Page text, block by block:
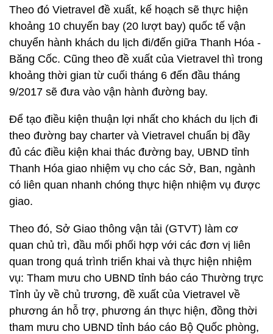
Theo đó Vietravel đề xuất, kế hoạch sẽ thực hiện
khoảng 10 chuyến bay (20 lượt bay) quốc tế vận
chuyển hành khách du lịch đi/đến giữa Thanh Hóa -
Băng Cốc. Cũng theo đề xuất của Vietravel thì trong
khoảng thời gian từ cuối tháng 6 đến đầu tháng
9/2017 sẽ đưa vào vận hành đường bay.
Để tạo điều kiện thuận lợi nhất cho khách du lịch đi
theo đường bay charter và Vietravel chuẩn bị đầy
đủ các điều kiện khai thác đường bay, UBND tỉnh
Thanh Hóa giao nhiệm vụ cho các Sở, Ban, ngành
có liên quan nhanh chóng thực hiện nhiệm vụ được
giao.
Theo đó, Sở Giao thông vận tải (GTVT) làm cơ
quan chủ trì, đầu mối phối hợp với các đơn vị liên
quan trong quá trình triển khai và thực hiện nhiệm
vụ: Tham mưu cho UBND tỉnh báo cáo Thường trực
Tỉnh ủy về chủ trương, đề xuất của Vietravel về
phương án hỗ trợ, phương án thực hiện, đồng thời
tham mưu cho UBND tỉnh báo cáo Bộ Quốc phòng,